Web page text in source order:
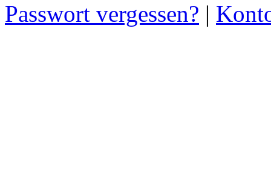
Passwort vergessen? |